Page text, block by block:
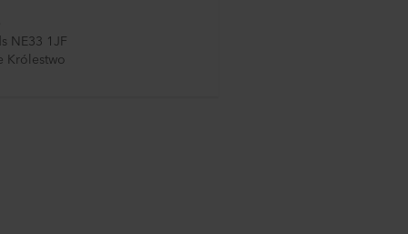
NE33 1JF
Królestwo